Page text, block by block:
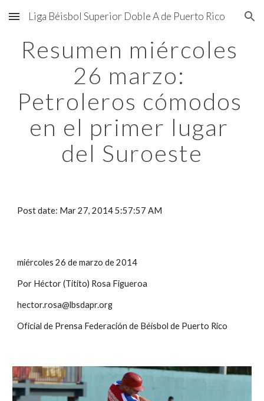
Skip to main content Skip to navigation
Liga Béisbol Superior Doble A de Puerto Rico
Resumen miércoles
26 marzo:
Petroleros cómodos
en el primer lugar
del Suroeste
Post date: Mar 27, 2014 5:57:57 AM
miércoles 26 de marzo de 2014
Por Héctor (Titito) Rosa Figueroa
hector.rosa@lbsdapr.org
Oficial de Prensa Federación de Béisbol de Puerto Rico